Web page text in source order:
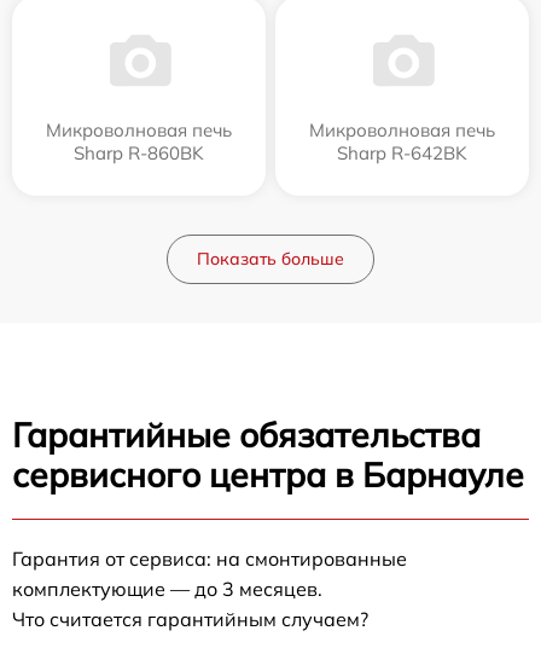
Микроволновая печь
Sharp R-860BK
Микроволновая печь
Sharp R-642BK
Показать больше
Гарантийные обязательства
сервисного центра в Барнауле
Гарантия от сервиса: на смонтированные
комплектующие — до 3 месяцев.
Что считается гарантийным случаем?